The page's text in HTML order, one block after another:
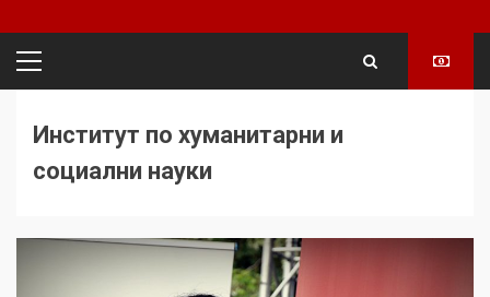
Primary
Институт по хуманитарни и
социални науки